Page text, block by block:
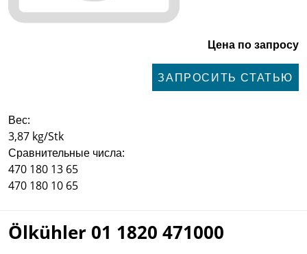
Цена по запросу
ЗАПРОСИТЬ СТАТЬЮ
Вес:
3,87 kg/Stk
Сравнительные числа:
470 180 13 65
470 180 10 65
Ölkühler 01 1820 471000